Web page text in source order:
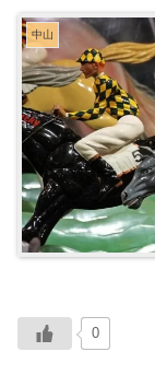
中山
0